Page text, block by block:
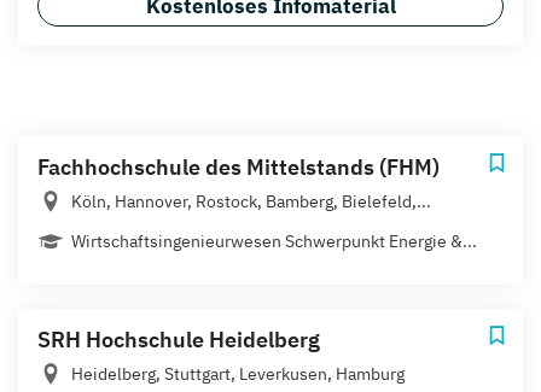
Kostenloses Infomaterial
Fachhochschule des Mittelstands (FHM)
Köln, Hannover, Rostock, Bamberg, Bielefeld,...
Wirtschaftsingenieurwesen Schwerpunkt Energie &...
SRH Hochschule Heidelberg
Heidelberg, Stuttgart, Leverkusen, Hamburg